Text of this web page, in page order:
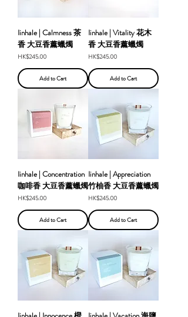
Iinhale | Calmness 茶
香 大豆香薰蠟燭
Price
HK$245.00
Add to Cart
Iinhale | Vitality 花木
香 大豆香薰蠟燭
Price
HK$245.00
Add to Cart
Iinhale | Concentration
咖啡香 大豆香薰蠟燭
Price
HK$245.00
Add to Cart
Iinhale | Appreciation
竹柚香 大豆香薰蠟燭
Price
HK$245.00
Add to Cart